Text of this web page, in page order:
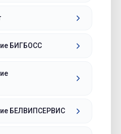
БИГБОСС
БЕЛВИПСЕРВИС